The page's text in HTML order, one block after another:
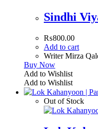
₨800.00
Add to cart
Writer Mirza
Buy Now
Add to Wishlist
Add to Wishlist
Out of Stock